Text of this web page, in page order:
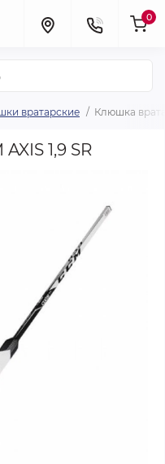
0
вратарские Клюшка
1,9 SR